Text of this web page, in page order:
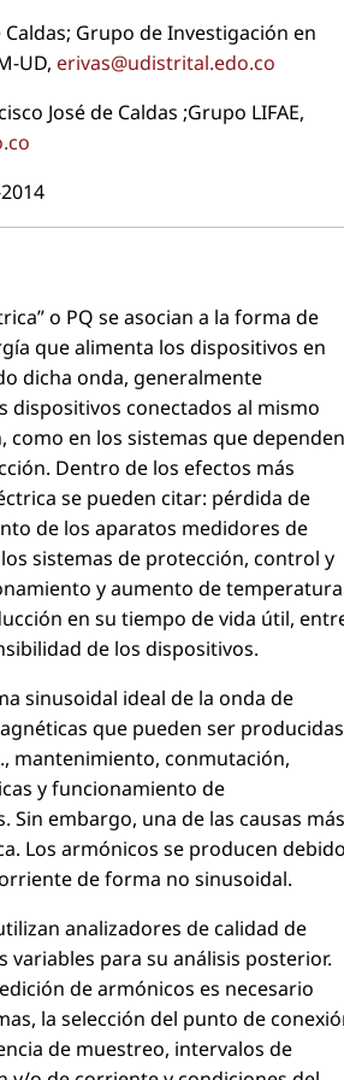
Grupo de Investigación en
UD, erivas@udistrital.edo.co
José de Caldas ;Grupo LIFAE,
o PQ se asocian a la forma de
que alimenta los dispositivos en
dicha onda, generalmente
dispositivos conectados al mismo
en los sistemas que dependen
Dentro de los efectos más
se pueden citar: pérdida de
de los aparatos medidores de
sistemas de protección, control y
y aumento de temperatura
en su tiempo de vida útil,
de los dispositivos.
sinusoidal ideal de la onda de
que pueden ser producidas
mantenimiento, conmutación,
y funcionamiento de
embargo, una de las causas más
Los armónicos se producen debido
de forma no sinusoidal.
analizadores de calidad de
variables para su análisis posterior.
de armónicos es necesario
la selección del punto de
de muestreo, intervalos de